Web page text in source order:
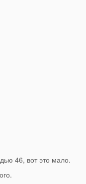
46, вот это мало.